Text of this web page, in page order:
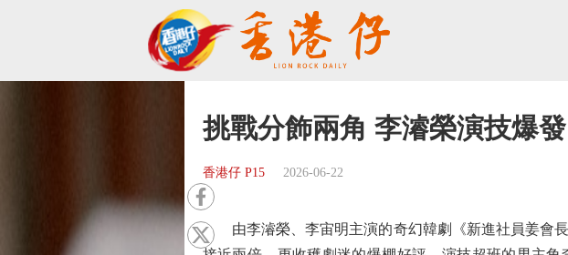
挑戰分飾兩角 李濬榮演技爆發
香港仔 P15 2026-06-22
由李濬榮、李宙明主演的奇幻韓劇《新進社員姜會長